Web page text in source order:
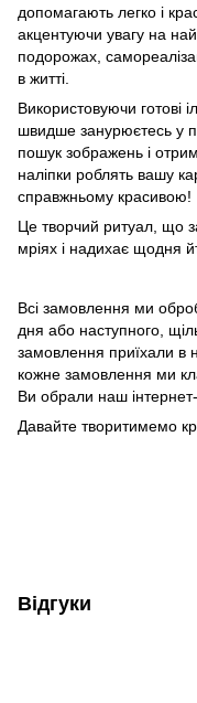
допомагають легко і
акцентуючи увагу на
подорожах,
в житті.
Використовуючи готові
швидше занурюєтесь у
пошук зображень і
наліпки роблять вашу
справжньому красивою!
Це творчий ритуал, що
мріях і надихає щодня
Всі замовлення ми
дня або наступного,
замовлення приїхали в
кожне замовлення ми
Ви обрали наш інтернет-
Давайте творитимемо
Відгуки